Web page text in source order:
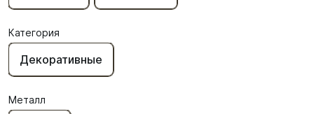
Категория
Декоративные
Металл